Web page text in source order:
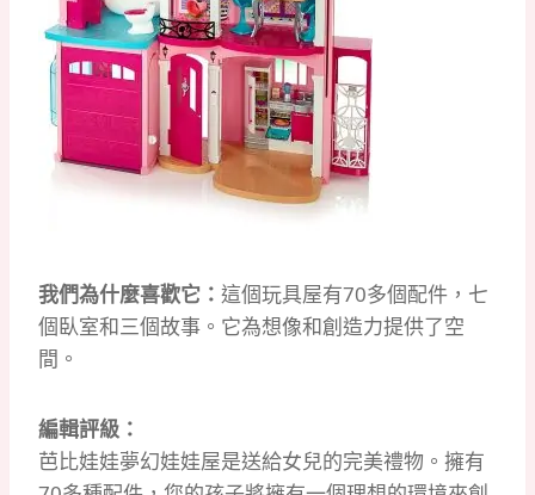
我們為什麼喜歡它： 這個玩具屋有70多個配件，七
個臥室和三個故事。 它為想像和創造力提供了空
間。
編輯評級：
芭比娃娃夢幻娃娃屋是送給女兒的完美禮物。 擁有